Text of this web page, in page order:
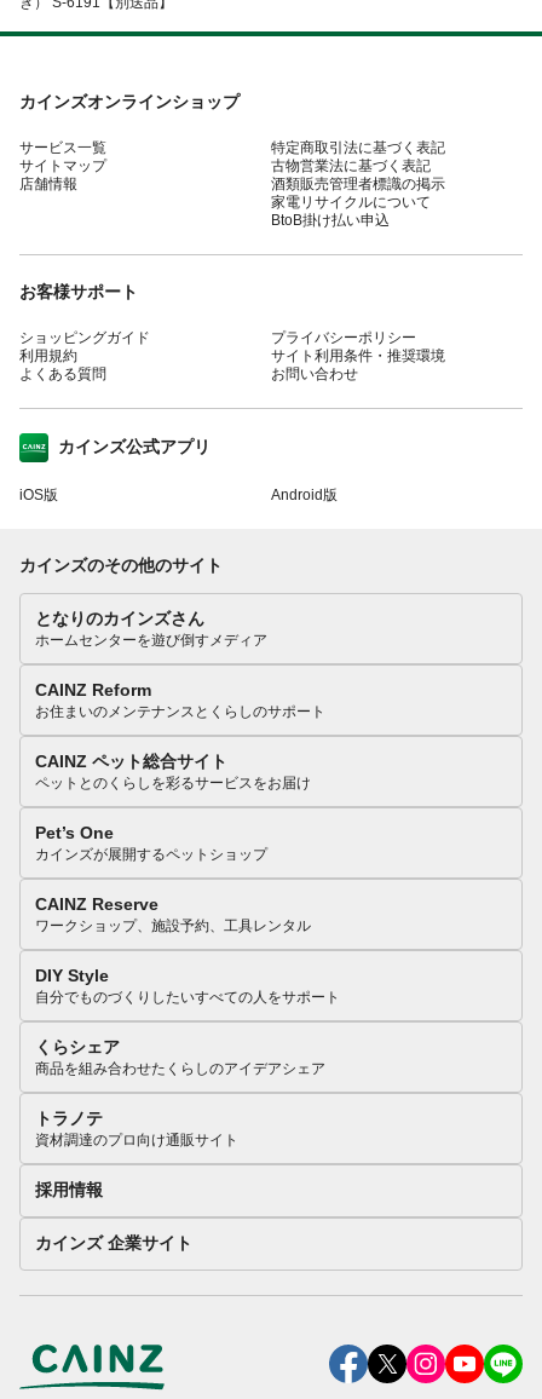
カインズオンラインショップ
サービス一覧
サイトマップ
店舗情報
特定商取引法に基づく表記
古物営業法に基づく表記
酒類販売管理者標識の掲示
家電リサイクルについて
BtoB掛け払い申込
お客様サポート
ショッピングガイド
利用規約
よくある質問
プライバシーポリシー
サイト利用条件・推奨環境
お問い合わせ
カインズ公式アプリ
iOS版 Android版
カインズのその他のサイト
となりのカインズさん
ホームセンターを遊び倒すメディア
CAINZ Reform
お住まいのメンテナンスとくらしのサポート
CAINZ ペット総合サイト
ペットとのくらしを彩るサービスをお届け
Pet’s One
カインズが展開するペットショップ
CAINZ Reserve
ワークショップ、施設予約、工具レンタル
DIY Style
自分でものづくりしたいすべての人をサポート
くらシェア
商品を組み合わせたくらしのアイデアシェア
トラノテ
資材調達のプロ向け通販サイト
採用情報
カインズ 企業サイト